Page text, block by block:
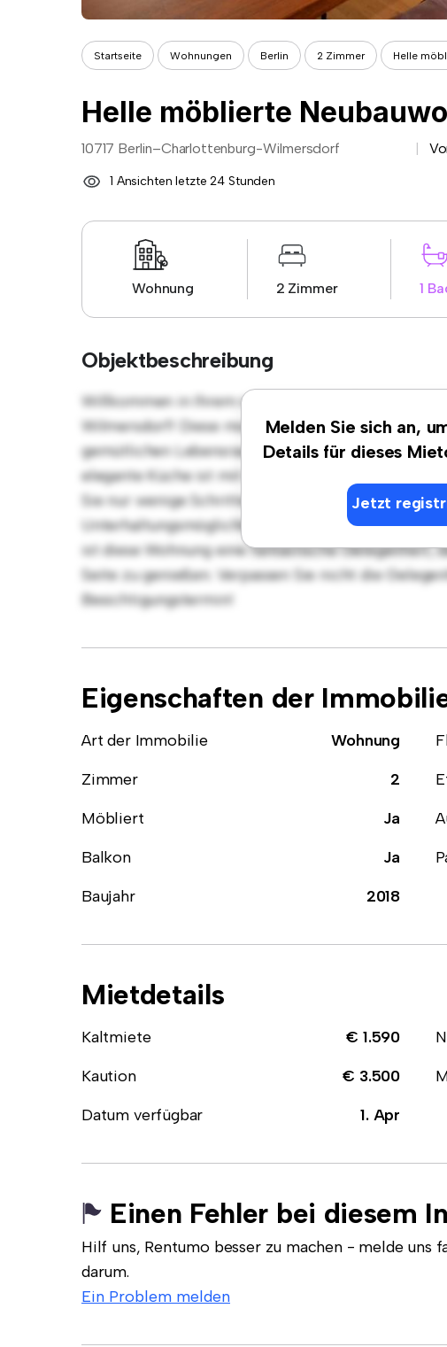
Startseite Wohnungen Berlin 2 Zimmer Helle
Helle möblierte
10717 Berlin–Charlottenburg-Wilmersdorf
1 Ansichten letzte 24 Stunden
Wohnung 2 Zimmer 1
Objektbeschreibung
Melden Sie sich an,
Details für dieses
Jetzt
Willkommen in Ihrem neuen urbanen
Wilmersdorf! Diese moderne 2 Schlafzimmer-
gemütlichen Lebensraum. Die offene
elegante Küche ist mit erstklassigen Geräten
Sie nur wenige Schritte von den besten
Unterhaltungsmöglichkeiten der Stadt entfernt.
ist diese Wohnung eine fantastische Gelegenheit,
Seite zu genießen. Verpassen Sie nicht die
Besichtigungstermin!
Eigenschaften der
Art der Immobilie Wohnung
Zimmer
2
Möbliert
Ja
Balkon
Ja
Baujahr
2018
Mietdetails
Kaltmiete € 1.590
Kaution
€ 3.500
Datum verfügbar
1. Apr
Einen Fehler bei diesem
Hilf uns, Rentumo besser zu machen - melde uns
darum.
Ein Problem melden